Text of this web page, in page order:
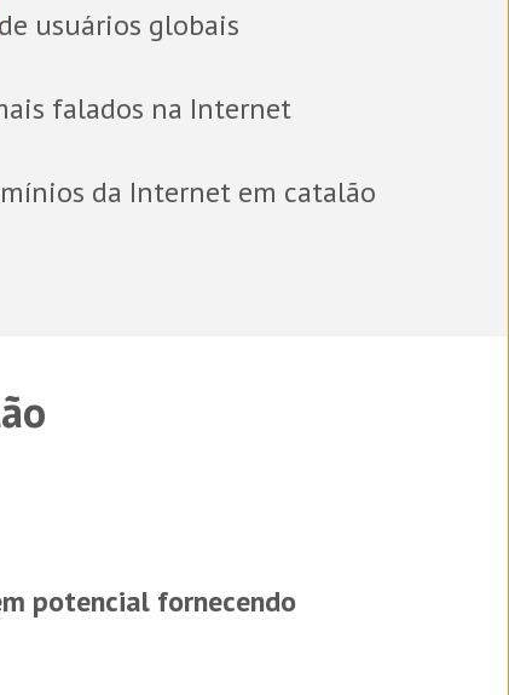
de usuários globais
falados na Internet
da Internet em catalão
potencial fornecendo